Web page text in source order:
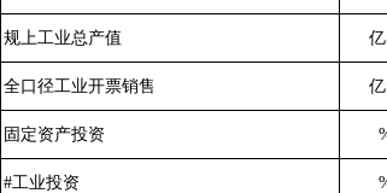
规上工业总产值
全口径工业开票销售
固定资产投资
#工业投资